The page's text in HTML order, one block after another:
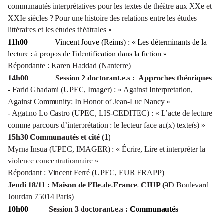
communautés interprétatives pour les textes de théâtre aux XXe et
XXIe siècles ? Pour une histoire des relations entre les études
littéraires et les études théâtrales »
11h00 Vincent Jouve (Reims) : « Les déterminants de la
lecture : à propos de l'identification dans la fiction »
Répondante : Karen Haddad (Nanterre)
14h00 Session 2 doctorant.e.s : Approches théoriques
- Farid Ghadami (UPEC, Imager) : « Against Interpretation,
Against Community: In Honor of Jean-Luc Nancy »
- Agatino Lo Castro (UPEC, LIS-CEDITEC) : « L’acte de lecture
comme parcours d’interprétation : le lecteur face au(x) texte(s) »
15h30 Communautés et cité (1)
Myrna Insua (UPEC, IMAGER) : « Écrire, Lire et interpréter la
violence concentrationnaire »
Répondant : Vincent Ferré (UPEC, EUR FRAPP)
Jeudi 18/11 : Maison de l’Ile-de-France, CIUP(9D Boulevard
Jourdan 75014 Paris)
10h00
Session 3 doctorant.e.s : Communautés